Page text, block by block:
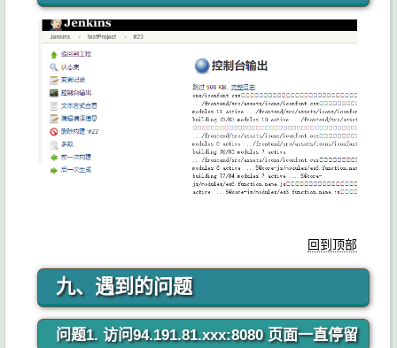
回到顶部
九、遇到的问题
问题1. 访问94.191.81.xxx:8080 页面一直停留